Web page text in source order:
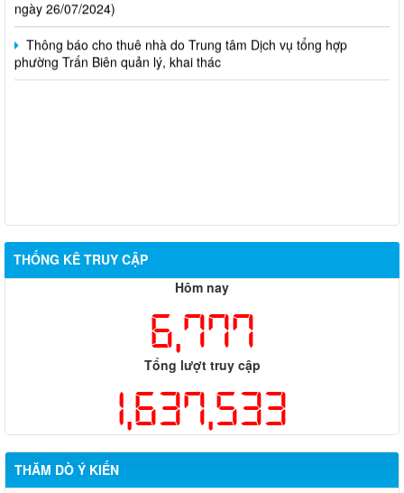
Thông báo cho thuê nhà do Trung tâm Dịch vụ tổng hợp
phường Trấn Biên quản lý, khai thác
THỐNG KÊ TRUY CẬP
Hôm nay
6,777
Tổng lượt truy cập
1,637,533
THĂM DÒ Ý KIẾN